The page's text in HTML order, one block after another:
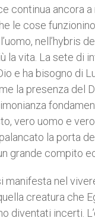
continua ancora
le cose
nell’hybris
la vita. La sete di
e ha bisogno di
la presenza del
vero uomo e
la porta
grande compito
manifesta nel
creatura che
diventati incerti.